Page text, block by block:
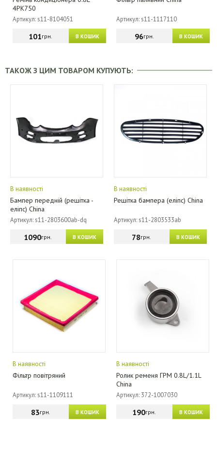
4PK750
Артикул: s11-8104051
В КОШИК
101грн.
Артикул: s11-1117110
В КОШИК
96грн.
ТАКОЖ З ЦИМ ТОВАРОМ КУПУЮТЬ:
В наявності
Бампер передній (решітка -
еліпс) China
Артикул: s11-2803600ab-dq
В КОШИК
1090грн.
В наявності
Решітка бампера (еліпс) China
Артикул: s11-2803533ab
В КОШИК
78грн.
В наявності
Фільтр повітряний
Артикул: s11-1109111
В КОШИК
83грн.
В наявності
Ролик ременя ГРМ 0.8L/1.1L
China
Артикул: 372-1007030
В КОШИК
190грн.